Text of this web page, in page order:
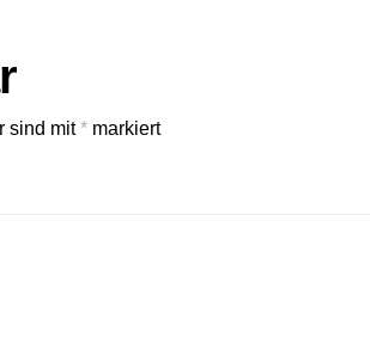
sind mit* markiert